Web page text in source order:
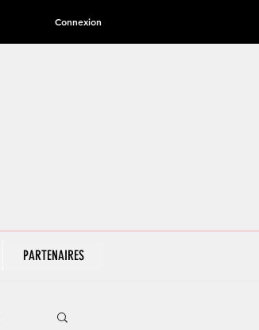
Connexion
PARTENAIRES